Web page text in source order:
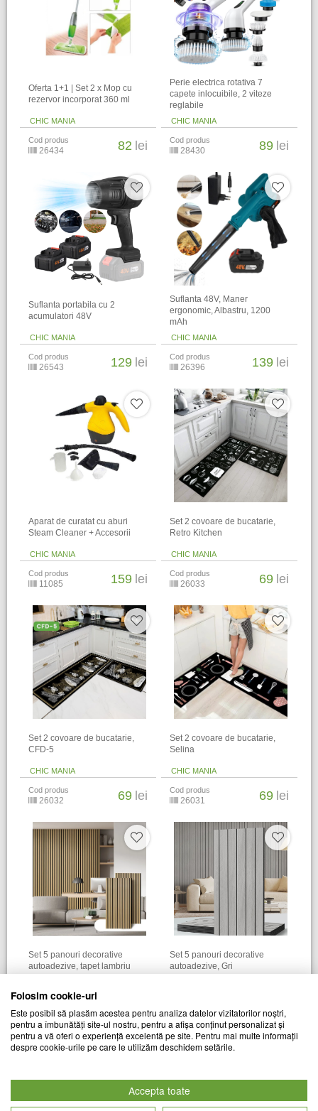
Oferta 1+1 | Set 2 x Mop cu
rezervor incorporat 360 ml
CHIC MANIA
Cod produs
26434 82 lei
Perie electrica rotativa 7
capete inlocuibile, 2 viteze
reglabile
CHIC MANIA
Cod produs
28430 89 lei
Suflanta portabila cu 2
acumulatori 48V
CHIC MANIA
Cod produs
26543 129 lei
Suflanta 48V, Maner
ergonomic, Albastru, 1200
mAh
CHIC MANIA
Cod produs
26396 139 lei
Aparat de curatat cu aburi
Steam Cleaner + Accesorii
CHIC MANIA
Cod produs
11085 159 lei
​Set 2 covoare de bucatarie,
Retro Kitchen
CHIC MANIA
Cod produs
26033 69 lei
​Set 2 covoare de bucatarie,
CFD-5
CHIC MANIA
Cod produs
26032 69 lei
​Set 2 covoare de bucatarie,
Selina
CHIC MANIA
Cod produs
26031 69 lei
Set 5 panouri decorative
autoadezive, tapet lambriu
26877 79 lei
Set 5 panouri decorative
autoadezive, Gri
28127 79 lei
Folosim cookie-uri
Este posibil să plasăm acestea pentru analiza datelor vizitatorilor noștri,
pentru a îmbunătăți site-ul nostru, pentru a afișa conținut personalizat și
pentru a vă oferi o experiență excelentă pe site. Pentru mai multe informații
despre cookie-urile pe care le utilizăm deschidem setările.
Accepta toate